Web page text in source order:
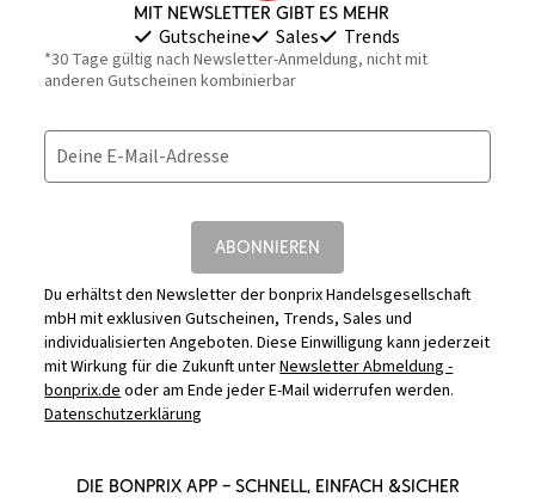
Mit Newsletter gibt es mehr
Gutscheine Sales Trends
*30 Tage gültig nach Newsletter-Anmeldung, nicht mit
anderen Gutscheinen kombinierbar
Deine E-Mail-Adresse
ABONNIEREN
Du erhältst den Newsletter der bonprix Handelsgesellschaft
mbH mit exklusiven Gutscheinen, Trends, Sales und
individualisierten Angeboten. Diese Einwilligung kann jederzeit
mit Wirkung für die Zukunft unterNewsletter Abmeldung -
bonprix.deoder am Ende jeder E-Mail widerrufen werden.
Datenschutzerklärung
DIE BONPRIX APP – SCHNELL, EINFACH &SICHER